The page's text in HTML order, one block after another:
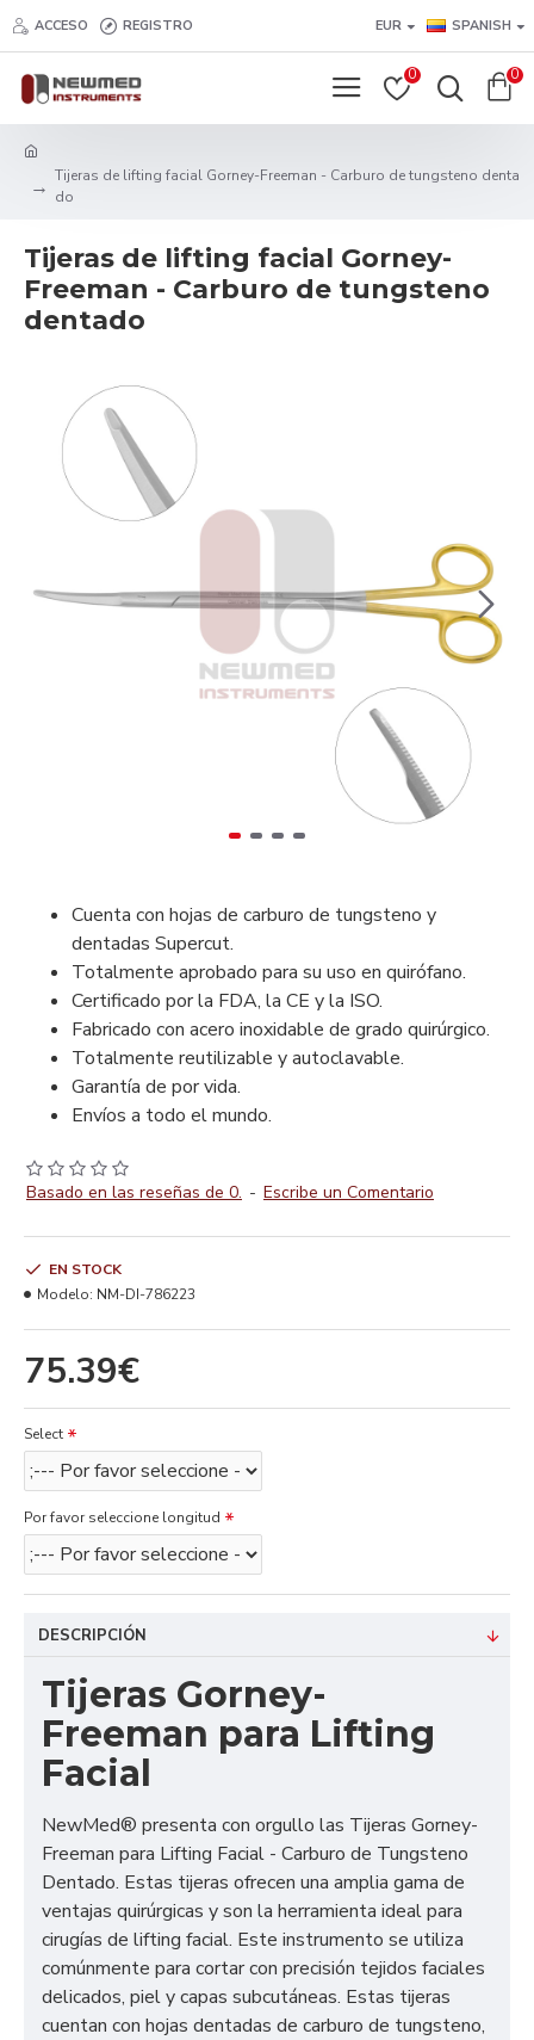
ACCESO REGISTRO EUR SPANISH
0 0
Tijeras de lifting facial Gorney-Freeman - Carburo de tungsteno denta
do
Tijeras de lifting facial Gorney-
Freeman - Carburo de tungsteno
dentado
Cuenta con hojas de carburo de tungsteno y
dentadas Supercut.
Totalmente aprobado para su uso en quirófano.
Certificado por la FDA, la CE y la ISO.
Fabricado con acero inoxidable de grado quirúrgico.
Totalmente reutilizable y autoclavable.
Garantía de por vida.
Envíos a todo el mundo.
Basado en las reseñas de 0. - Escribe un Comentario
75.39€
EN STOCK
Modelo: NM-DI-786223
Select
Por favor seleccione longitud
DESCRIPCIÓN
Tijeras Gorney-
Freeman para Lifting
Facial
NewMed® presenta con orgullo las Tijeras Gorney-
Freeman para Lifting Facial - Carburo de Tungsteno
Dentado. Estas tijeras ofrecen una amplia gama de
ventajas quirúrgicas y son la herramienta ideal para
cirugías de lifting facial. Este instrumento se utiliza
comúnmente para cortar con precisión tejidos faciales
delicados, piel y capas subcutáneas. Estas tijeras
cuentan con hojas dentadas de carburo de tungsteno,